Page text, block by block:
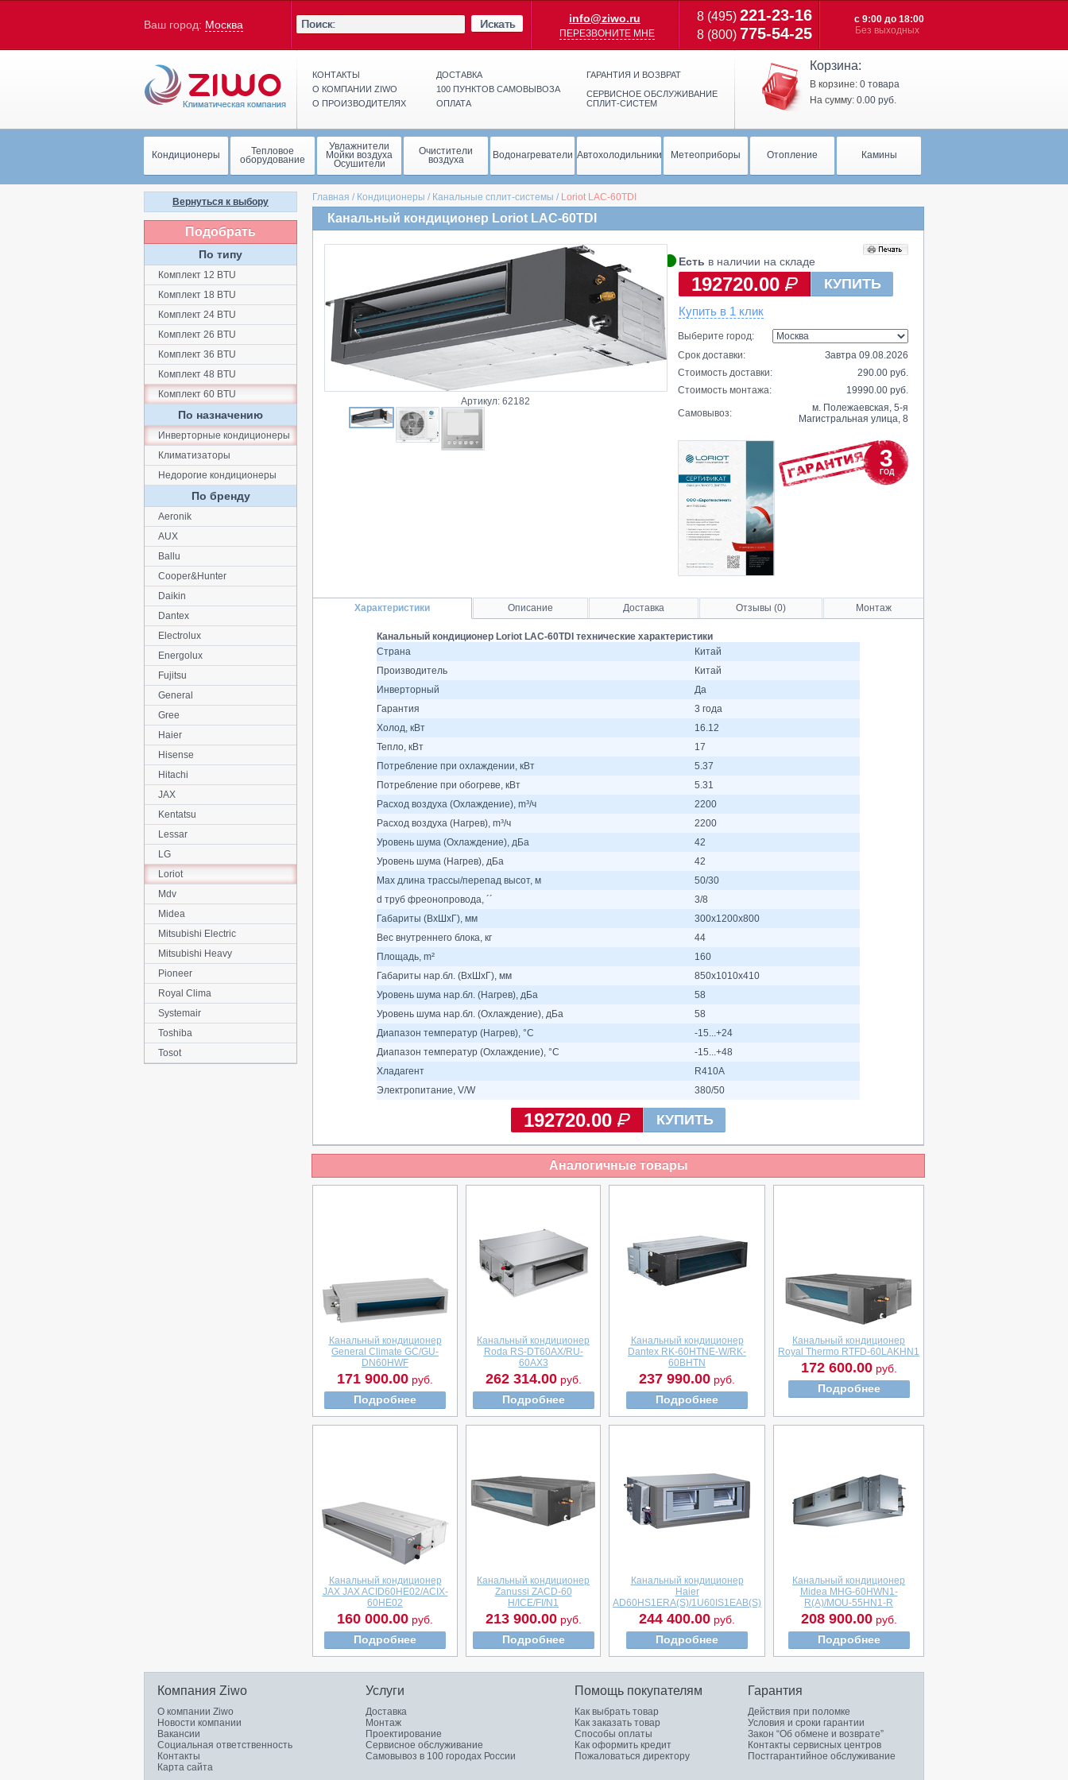
Ваш город: Москва Искать info@ziwo.ru
ПЕРЕЗВОНИТЕ МНЕ
8 (495) 221-23-16
8 (800) 775-54-25
c 9:00 до 18:00
Без выходных
КОНТАКТЫ
О КОМПАНИИ ZIWO
О ПРОИЗВОДИТЕЛЯХ
ДОСТАВКА
100 ПУНКТОВ САМОВЫВОЗА
ОПЛАТА
ГАРАНТИЯ И ВОЗВРАТ
СЕРВИСНОЕ ОБСЛУЖИВАНИЕ
СПЛИТ-СИСТЕМ
Корзина:
В корзине: 0 товара
На сумму: 0.00 руб.
Кондиционеры Тепловое
оборудование
Увлажнители
Мойки воздуха
Осушители
Очистители
воздуха Водонагреватели Автохолодильники Метеоприборы Отопление Камины
Главная / Кондиционеры / Канальные сплит-системы / Loriot LAC-60TDI
Канальный кондиционер Loriot LAC-60TDI
Артикул: 62182
🞄 Есть в наличии на складе
192720.00 КУПИТЬ
Купить в 1 клик
Выберите город:
Срок доставки:
Завтра 09.08.2026
Стоимость доставки:
290.00 руб.
Стоимость монтажа:
19990.00 руб.
Самовывоз:
м. Полежаевская, 5-я
Магистральная улица, 8
3
ГОД
Характеристики Описание Доставка Отзывы (0) Монтаж
Канальный кондиционер Loriot LAC-60TDI технические характеристики
Страна
Китай
Производитель
Китай
Инверторный
Да
Гарантия
3 года
Холод, кВт
16.12
Тепло, кВт
17
Потребление при охлаждении, кВт
5.37
Потребление при обогреве, кВт
5.31
Расход воздуха (Охлаждение), m³/ч
2200
Расход воздуха (Нагрев), m³/ч
2200
Уровень шума (Охлаждение), дБа
42
Уровень шума (Нагрев), дБа
42
Max длина трассы/перепад высот, м
50/30
d труб фреонопровода, ´´
3/8
Габариты (ВхШхГ), мм
300x1200x800
Вес внутреннего блока, кг
44
Площадь, m²
160
Габариты нар.бл. (ВхШхГ), мм
850x1010x410
Уровень шума нар.бл. (Нагрев), дБа
58
Уровень шума нар.бл. (Охлаждение), дБа
58
Диапазон температур (Нагрев), °C
-15...+24
Диапазон температур (Охлаждение), °C
-15...+48
Хладагент
R410A
Электропитание, V/W
380/50
192720.00 КУПИТЬ
Аналогичные товары
Канальный кондиционер
General Climate GC/GU-
DN60HWF
171 900.00 руб.
Подробнее
Канальный кондиционер
Roda RS-DT60AX/RU-
60AX3
262 314.00руб.
Подробнее
Канальный кондиционер
Dantex RK-60HTNE-W/RK-
60BHTN
237 990.00 руб.
Подробнее
Канальный кондиционер
Royal Thermo RTFD-60LAKHN1
172 600.00руб.
Подробнее
Канальный кондиционер
JAX JAX ACID60HE02/ACIX-
60HE02
160 000.00 руб.
Подробнее
Канальный кондиционер
Zanussi ZACD-60
H/ICE/FI/N1
213 900.00руб.
Подробнее
Канальный кондиционер
Haier
AD60HS1ERA(S)/1U60IS1EAB(S)
244 400.00 руб.
Подробнее
Канальный кондиционер
Midea MHG-60HWN1-
R(A)/MOU-55HN1-R
208 900.00руб.
Подробнее
Вернуться к выбору
Подобрать
По типу
Комплект 12 BTU
Комплект 18 BTU
Комплект 24 BTU
Комплект 26 BTU
Комплект 36 BTU
Комплект 48 BTU
Комплект 60 BTU
По назначению
Инверторные кондиционеры
Климатизаторы
Недорогие кондиционеры
По бренду
Aeronik
AUX
Ballu
Cooper&Hunter
Daikin
Dantex
Electrolux
Energolux
Fujitsu
General
Gree
Haier
Hisense
Hitachi
JAX
Kentatsu
Lessar
LG
Loriot
Mdv
Midea
Mitsubishi Electric
Mitsubishi Heavy
Pioneer
Royal Clima
Systemair
Toshiba
Tosot
Компания Ziwo
О компании Ziwo
Новости компании
Вакансии
Социальная ответственность
Контакты
Карта сайта
Услуги
Доставка
Монтаж
Проектирование
Сервисное обслуживание
Самовывоз в 100 городах России
Помощь покупателям
Как выбрать товар
Как заказать товар
Способы оплаты
Как оформить кредит
Пожаловаться директору
Гарантия
Действия при поломке
Условия и сроки гарантии
Закон “Об обмене и возврате”
Контакты сервисных центров
Постгарантийное обслуживание